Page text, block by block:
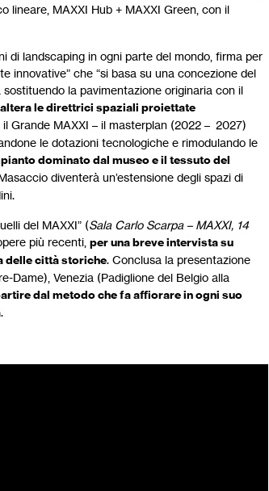
lineare, MAXXI Hub + MAXXI Green, con il
di landscaping in ogni parte del mondo, firma per
innovative” che “si basa su una concezione del
la pavimentazione originaria con il
le direttrici spaziali proiettate
Grande MAXXI – il masterplan (2022 – 2027)
le dotazioni tecnologiche e rimodulando le
dominato dal museo e il tessuto del
diventerà un’estensione degli spazi di
del MAXXI” (Sala Carlo Scarpa – MAXXI, 14
più recenti, per una breve intervista su
delle città storiche. Conclusa la presentazione
Dame), Venezia (Padiglione del Belgio alla
dal metodo che fa affiorare in ogni suo
.